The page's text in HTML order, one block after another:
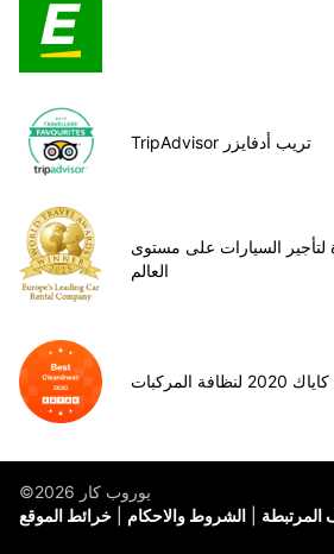
TripAdvisor تريب أدفايزر
لتأجير السيارات على مستوى
العالم
المركبات
©يوروب كار 2026
خرائط الموقع
الشروط والاحكام المرتبطة